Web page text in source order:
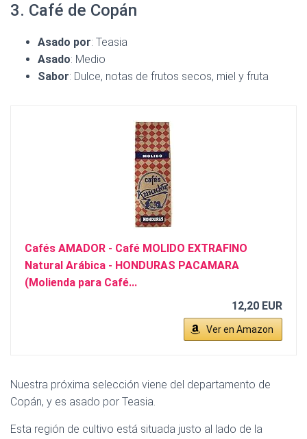
3. Café de Copán
Asado por: Teasia
Asado: Medio
Sabor: Dulce, notas de frutos secos, miel y fruta
Cafés AMADOR - Café MOLIDO EXTRAFINO
Natural Arábica - HONDURAS PACAMARA
(Molienda para Café...
12,20 EUR
Ver en Amazon
Nuestra próxima selección viene del departamento de
Copán, y es asado por Teasia.
Esta región de cultivo está situada justo al lado de la